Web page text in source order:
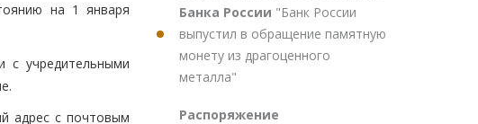
на 1 января
с учредительными
адрес с почтовым
Банка России "Банк России
выпустил в обращение памятную
монету из драгоценного
металла"
Распоряжение